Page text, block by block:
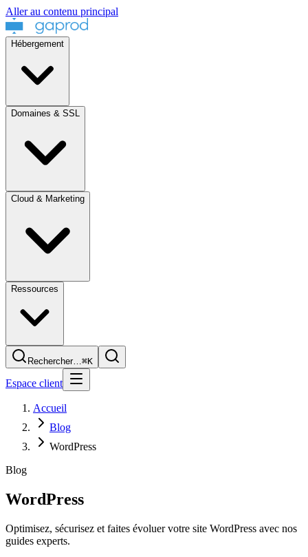
Aller au contenu principal
Hébergement
Domaines & SSL
Cloud & Marketing
Ressources
Rechercher…⌘K
Espace client
Accueil
Blog
WordPress
Blog
WordPress
Optimisez, sécurisez et faites évoluer votre site WordPress avec nos
guides experts.